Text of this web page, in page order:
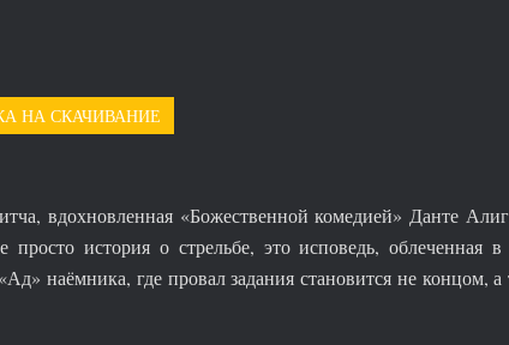
НА СКАЧИВАНИЕ
вдохновленная «Божественной комедией» Данте
история о стрельбе, это исповедь, облеченная
наёмника, где провал задания становится не концом, а